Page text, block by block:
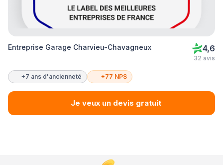
Entreprise Garage Charvieu-Chavagneux 4,6
32 avis
+7 ans d'ancienneté +77 NPS
Je veux un devis gratuit